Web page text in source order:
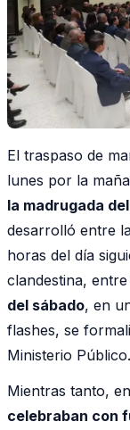
El traspaso de
lunes por la
la madrugada
desarrolló entre
horas del día
clandestina,
del sábado, en
flashes, se
Ministerio Público.
Mientras tanto,
celebraban con